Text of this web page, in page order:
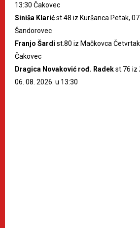
13:30 Čakovec
Siniša Klarićst.48 iz Kuršanca Petak,
Šandorovec
Franjo Šardi st.80 iz Mačkovca
Čakovec
Dragica Novaković rođ. Radekst.76 iz
06. 08. 2026. u 13:30